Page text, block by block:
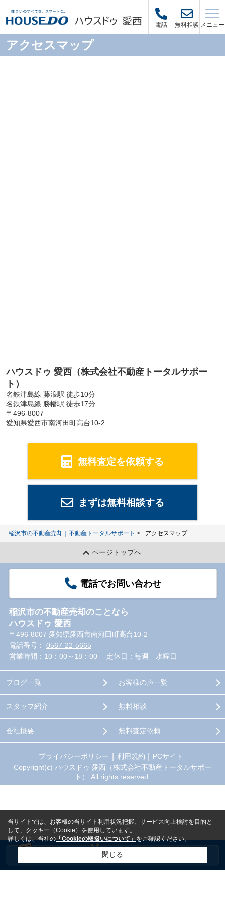
電話 無料相談 メニュー
アクセスマップ
ハウスドゥ 愛西（株式会社不動産トータルサポー
ト）
名鉄津島線 藤浪駅 徒歩10分
名鉄津島線 勝幡駅 徒歩17分
〒496-8007
愛知県愛西市南河田町高台10-2
無料査定を依頼する
まずは無料相談する
稲沢市の不動産売却｜不動産トータルサポート アクセスマップ
ページトップへ
電話でお問い合わせ
稲沢市の不動産売却のことなら
ハウスドゥ 愛西
〒496-8007 愛知県愛西市南河田町高台10-2
電話番号： 0567-22-5665
営業時間：10：00～18：00
定休日：毎週 水曜日
ブログ一覧
スタッフ紹介
会社概要
お客様の声一覧
無料相談
無料査定依頼
プライバシーポリシー 利用規約
PCサイト
Copyright(c) ハウスドゥ 愛西（株式会社不動産トータルサポー
ト） All rights reserved.
当サイトでは、お客様の当サイト利用状況把握、サービス向上検討を目的と
して、クッキー（Cookie）を使用しています。
詳しくは、当社の「Cookieの取扱いについて」をご確認ください。
閉じる